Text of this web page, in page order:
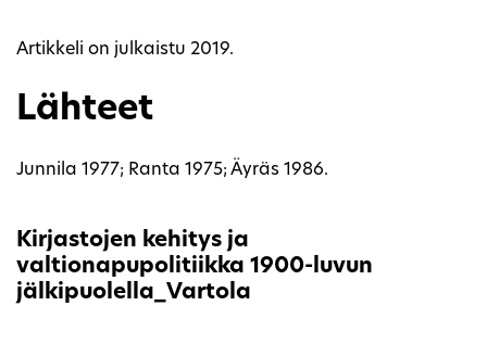
Artikkeli on julkaistu 2019.
Lähteet
Junnila 1977; Ranta 1975; Äyräs 1986.
Kirjastojen kehitys ja
valtionapupolitiikka 1900-luvun
jälkipuolella_Vartola